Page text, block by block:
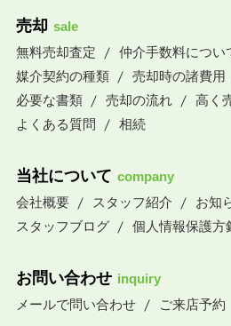
売却 sale
無料売却査定
仲介手数料につい
媒介契約の種類
売却時の諸費用
必要な書類
売却の流れ
高く
よくある質問
相続
当社について company
会社概要
スタッフ紹介 お知
スタッフブログ
個人情報保護方
お問い合わせ inquiry
メールで問い合わせ
ご来店予約